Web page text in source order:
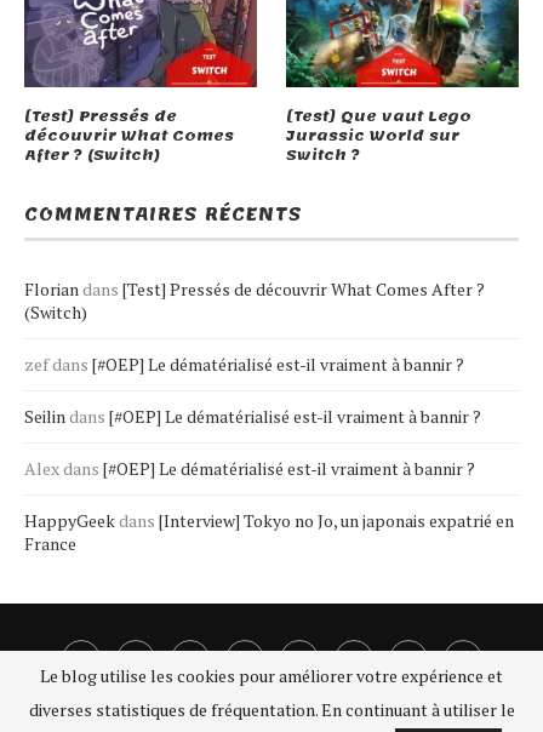
[Test] Pressés de
découvrir What Comes
After ? (Switch)
[Test] Que vaut Lego
Jurassic World sur
Switch ?
COMMENTAIRES RÉCENTS
Floriandans [Test] Pressés de découvrir What Comes After ?
(Switch)
zefdans [#OEP] Le dématérialisé est-il vraiment à bannir ?
Seilindans [#OEP] Le dématérialisé est-il vraiment à bannir ?
Alexdans [#OEP] Le dématérialisé est-il vraiment à bannir ?
HappyGeekdans [Interview] Tokyo no Jo, un japonais expatrié en
France
Le blog utilise les cookies pour améliorer votre expérience et
diverses statistiques de fréquentation. En continuant à utiliser le